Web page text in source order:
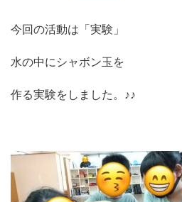
今回の活動は「実験」
水の中にシャボン玉を
作る実験をしました。♪♪